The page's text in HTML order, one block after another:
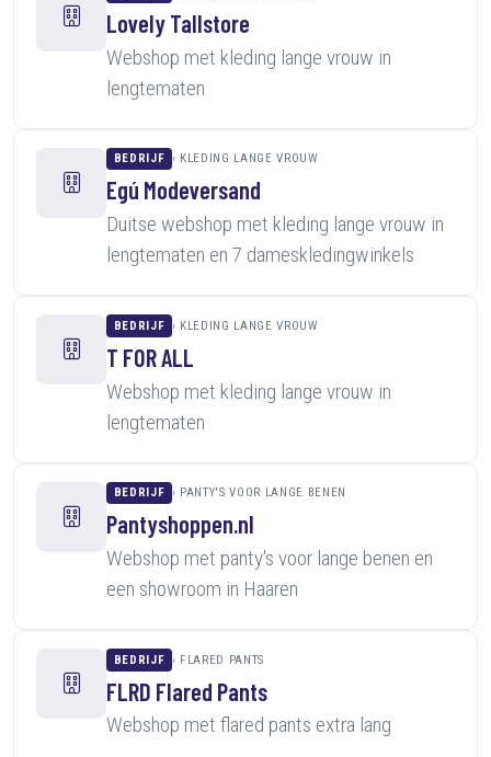
Lovely Tallstore
Webshop met kleding lange vrouw in
lengtematen
BEDRIJF KLEDING LANGE VROUW
Egú Modeversand
Duitse webshop met kleding lange vrouw in
lengtematen en 7 dameskledingwinkels
BEDRIJF KLEDING LANGE VROUW
T FOR ALL
Webshop met kleding lange vrouw in
lengtematen
BEDRIJF PANTY'S VOOR LANGE BENEN
Pantyshoppen.nl
Webshop met panty's voor lange benen en
een showroom in Haaren
BEDRIJF FLARED PANTS
FLRD Flared Pants
Webshop met flared pants extra lang